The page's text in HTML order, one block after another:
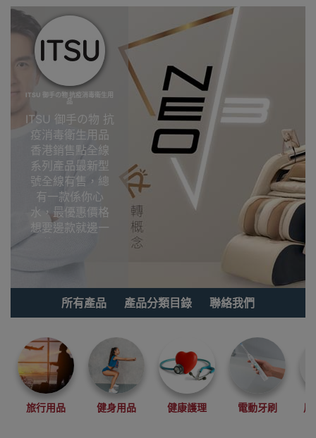
ITSU 御手の物 抗疫消毒衛生用
品
ITSU 御手の物 抗
疫消毒衛生用品
香港銷售點全線
系列產品最新型
號全線有售，總
有一款係你心
水，最優惠價格
想要邊款就邊一
款，Outlet
觀塘陳列室選
購!ITSU 御手の物
抗疫消毒衛生用
品香港銷售點
所有產品 產品分類目錄 聯絡我們
旅行用品 健身用品 健康護理 電動牙刷 風